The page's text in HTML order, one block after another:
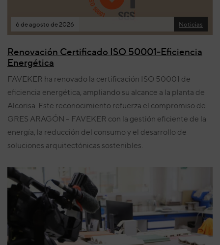
6 de agosto de 2026 Noticias
Renovación Certificado ISO 50001-Eficiencia
Energética
FAVEKER ha renovado la certificación ISO 50001 de
eficiencia energética, ampliando su alcance a la planta de
Alcorisa. Este reconocimiento refuerza el compromiso de
GRES ARAGÓN – FAVEKER con la gestión eficiente de la
energía, la reducción del consumo y el desarrollo de
soluciones arquitectónicas sostenibles.